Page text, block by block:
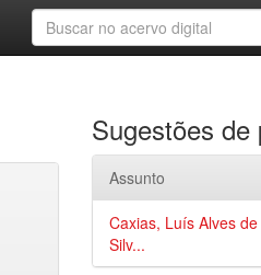
Sugestões de
Assunto
Caxias, Luís Alves
Silv...